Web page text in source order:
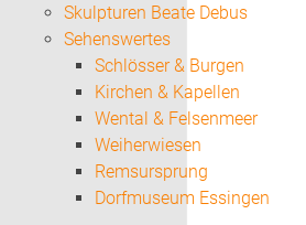
Skulpturen Beate Debus
Sehenswertes
Schlösser & Burgen
Kirchen & Kapellen
Wental & Felsenmeer
Weiherwiesen
Remsursprung
Dorfmuseum Essingen